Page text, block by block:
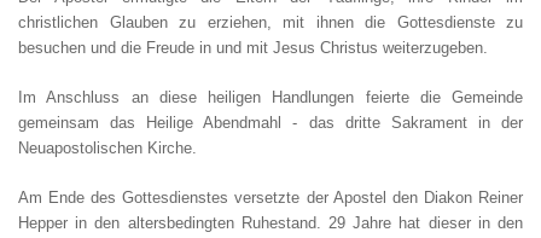
christlichen Glauben zu erziehen, mit ihnen die Gottesdienste zu
besuchen und die Freude in und mit Jesus Christus weiterzugeben.
Im Anschluss an diese heiligen Handlungen feierte die Gemeinde
gemeinsam das Heilige Abendmahl - das dritte Sakrament in der
Neuapostolischen Kirche.
Am Ende des Gottesdienstes versetzte der Apostel den Diakon Reiner
Hepper in den altersbedingten Ruhestand. 29 Jahre hat dieser in den